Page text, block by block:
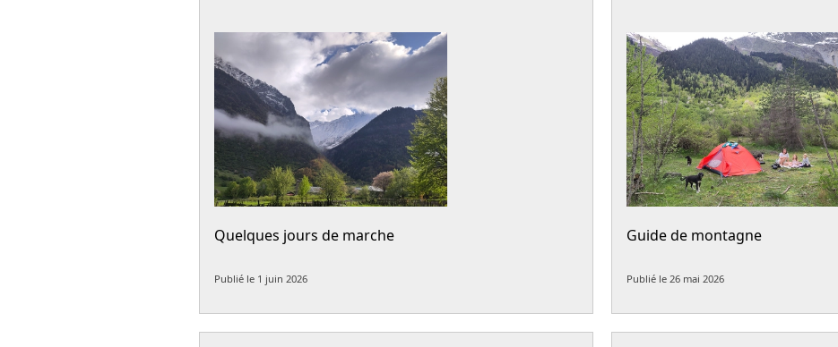
Quelques jours de marche
Publié le 1 juin 2026
Guide de montagne
Publié le 26 mai 2026